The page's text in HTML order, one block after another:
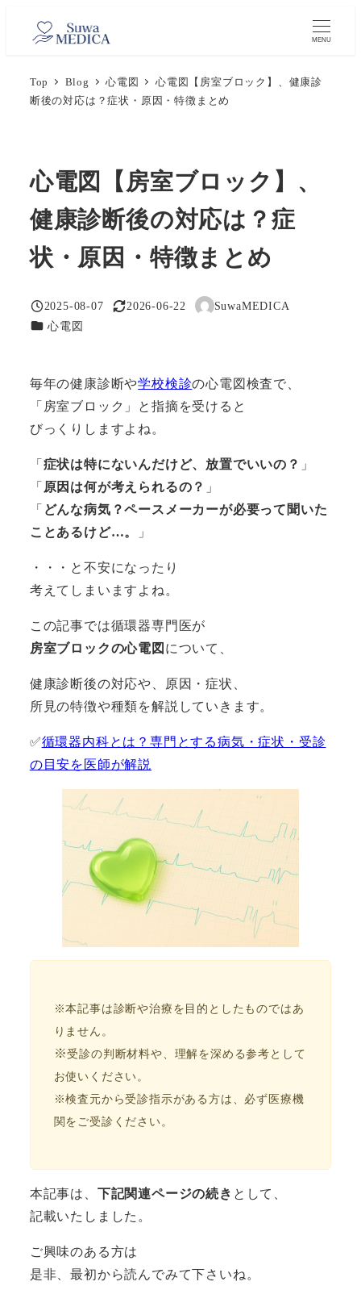
MENU
Top Blog 心電図
心電図【房室ブロック】、健康診
断後の対応は？症状・原因・特徴まとめ
心電図【房室ブロック】、
健康診断後の対応は？症
状・原因・特徴まとめ
投稿日
2025-08-07
更新日
2026-06-22
著
SuwaMEDICA
カテゴリー
心電図
毎年の健康診断や学校検診の心電図検査で、
「房室ブロック」と指摘を受けると
びっくりしますよね。
「 症状は特にないんだけど、放置でいいの？ 」
「 原因は何が考えられるの？ 」
「 どんな病気？ペースメーカーが必要って聞いた
ことあるけど…。
」
・・・と不安になったり
考えてしまいますよね。
この記事では循環器専門医が
房室ブロックの心電図 について、
健康診断後の対応や、原因・症状、
所見の特徴や種類を解説していきます。
✅循環器内科とは？専門とする病気・症状・受診
の目安を医師が解説
※本記事は診断や治療を目的としたものではあ
りません。
※受診の判断材料や、理解を深める参考として
お使いください。
※検査元から受診指示がある方は、必ず医療機
関をご受診ください。
本記事は、 下記関連ページの続き として、
記載いたしました。
ご興味のある方は
是非、最初から読んでみて下さいね。